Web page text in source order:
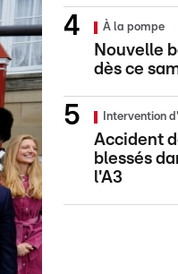
À la pompe
Nouvelle
dès ce
Intervention
Accident
blessés
l'A3